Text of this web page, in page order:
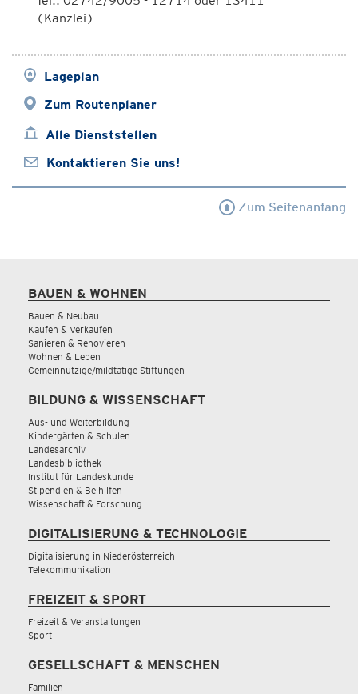
(Kanzlei)
Lageplan
Zum Routenplaner
Alle Dienststellen
Kontaktieren Sie uns!
Zum Seitenanfang
BAUEN & WOHNEN
Bauen & Neubau
Kaufen & Verkaufen
Sanieren & Renovieren
Wohnen & Leben
Gemeinnützige/mildtätige Stiftungen
BILDUNG & WISSENSCHAFT
Aus- und Weiterbildung
Kindergärten & Schulen
Landesarchiv
Landesbibliothek
Institut für Landeskunde
Stipendien & Beihilfen
Wissenschaft & Forschung
DIGITALISIERUNG & TECHNOLOGIE
Digitalisierung in Niederösterreich
Telekommunikation
FREIZEIT & SPORT
Freizeit & Veranstaltungen
Sport
GESELLSCHAFT & MENSCHEN
Familien